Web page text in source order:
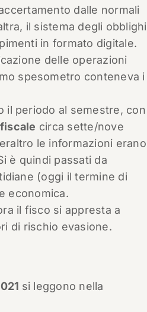
dalle normali
il sistema degli obblighi
in formato digitale.
delle operazioni
spesometro conteneva i
il periodo al semestre, con
circa sette/nove
le informazioni erano
è quindi passati da
(oggi il termine di
economica.
il fisco si appresta a
di rischio evasione.
si leggono nella